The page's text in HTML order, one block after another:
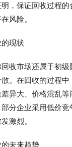
，保证回收过程的
风险。
现状
收市场还属于初
。在回收的过程中
异大、价格混乱等
分企业采用低价
激烈。
未来趋势